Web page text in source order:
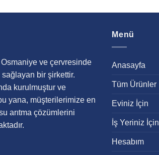
Osmaniye ve çervresinde
bir şirkettir.
kurulmuştur ve
yana, müşterilerimize en
arıtma çözümlerini
Menü
Anasayfa
Tüm Ürünler
Eviniz İçin
İş Yeriniz İçin
Hesabım